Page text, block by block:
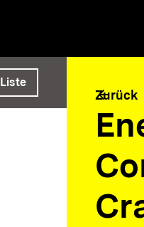
Liste
arrow_back
Zurück